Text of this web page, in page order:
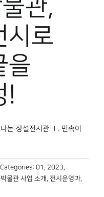
관,
시로
을
!
는 상설전시관 Ⅰ. 민속이
Categories: 01 , 2023,
물관 사업 소개 , 전시운영과,